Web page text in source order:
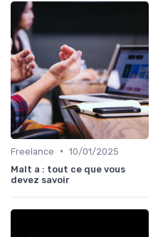
Freelance • 10/01/2025
Malt a : tout ce que vous
devez savoir